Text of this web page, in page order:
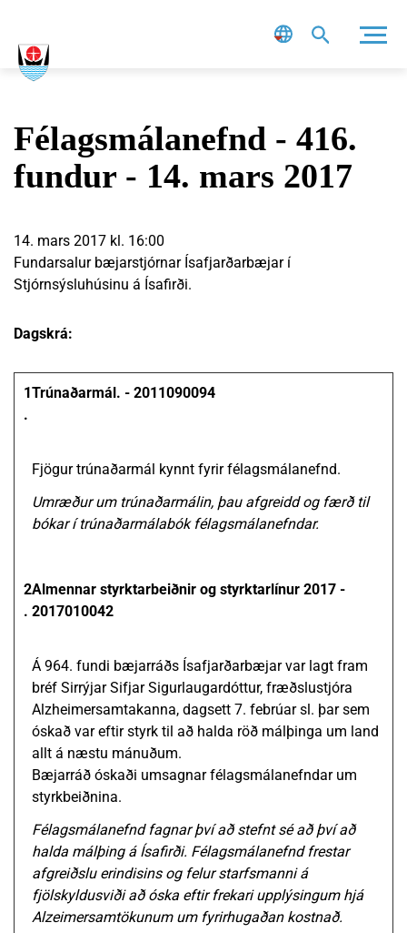
Félagsmálanefnd - 416.
fundur - 14. mars 2017
14. mars 2017 kl. 16:00
Fundarsalur bæjarstjórnar Ísafjarðarbæjar í
Stjórnsýsluhúsinu á Ísafirði.
Dagskrá:
1
.
Trúnaðarmál. - 2011090094
Fjögur trúnaðarmál kynnt fyrir félagsmálanefnd.
Umræður um trúnaðarmálin, þau afgreidd og færð til
bókar í trúnaðarmálabók félagsmálanefndar.
2
.
Almennar styrktarbeiðnir og styrktarlínur 2017 -
2017010042
Á 964. fundi bæjarráðs Ísafjarðarbæjar var lagt fram
bréf Sirrýjar Sifjar Sigurlaugardóttur, fræðslustjóra
Alzheimersamtakanna, dagsett 7. febrúar sl. þar sem
óskað var eftir styrk til að halda röð málþinga um land
allt á næstu mánuðum.
Bæjarráð óskaði umsagnar félagsmálanefndar um
styrkbeiðnina.
Félagsmálanefnd fagnar því að stefnt sé að því að
halda málþing á Ísafirði. Félagsmálanefnd frestar
afgreiðslu erindisins og felur starfsmanni á
fjölskyldusviði að óska eftir frekari upplýsingum hjá
Alzeimersamtökunum um fyrirhugaðan kostnað.